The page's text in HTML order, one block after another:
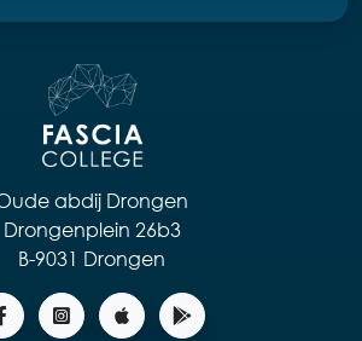
abdij Drongen
Drongenplein 26b3
B-9031 Drongen